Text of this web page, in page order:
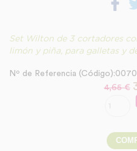
Set Wilton de 3 cortadores
limón y piña, para galletas y
Nº de Referencia
4,65 €